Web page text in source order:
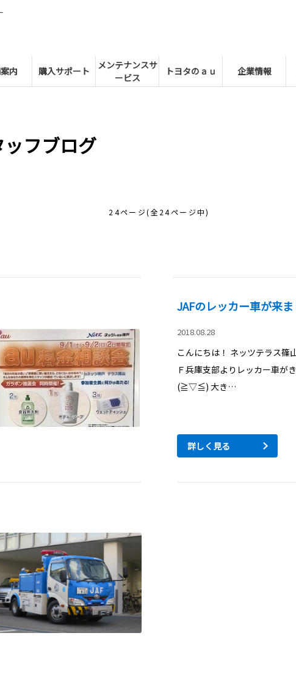
内 購入サポート
メンテナンスサ
ービス
トヨタのａｕ 企業情報
フブログ
24ページ(全24ページ中)
JAFのレッカー車が
2018.08.28
こんにちは！ ネッツテラス篠
Ｆ兵庫支部よりレッカー車が
(≧▽≦) 大き…
詳しく見る